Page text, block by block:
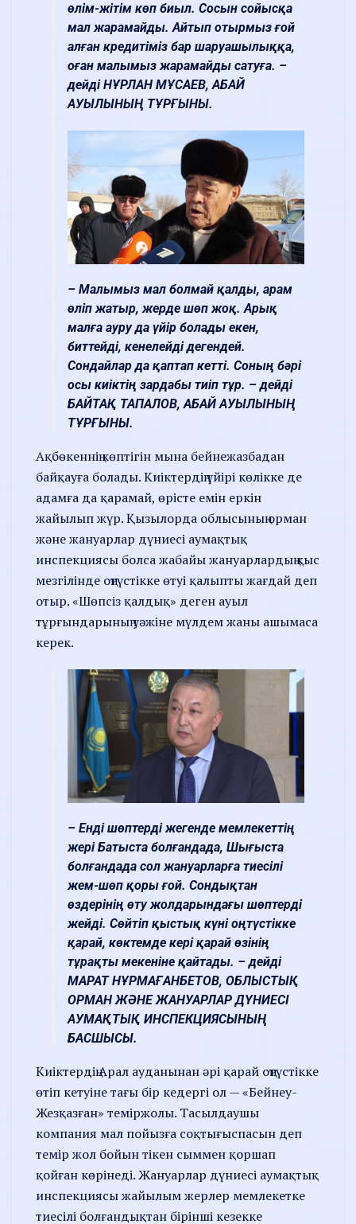
өлім-жітім көп биыл. Сосын сойысқа
мал жарамайды. Айтып отырмыз ғой
алған кредитіміз бар шаруашылыққа,
оған малымыз жарамайды сатуға. –
дейді НҰРЛАН МҰСАЕВ, АБАЙ
АУЫЛЫНЫҢ ТҰРҒЫНЫ.
– Малымыз мал болмай қалды, арам
өліп жатыр, жерде шөп жоқ. Арық
малға ауру да үйір болады екен,
биттейді, кенелейді дегендей.
Сондайлар да қаптап кетті. Соның бәрі
осы киіктің зардабы тиіп тұр. – дейді
БАЙТАҚ ТАПАЛОВ, АБАЙ АУЫЛЫНЫҢ
ТҰРҒЫНЫ.
Ақбөкеннің көптігін мына бейнежазбадан
байқауға болады. Киіктердің үйірі көлікке де
адамға да қарамай, өрісте емін еркін
жайылып жүр. Қызылорда облысының орман
және жануарлар дүниесі аумақтық
инспекциясы болса жабайы жануарлардың қыс
мезгілінде оңтүстікке өтуі қалыпты жағдай деп
отыр. «Шөпсіз қалдық» деген ауыл
тұрғындарының уәжіне мүлдем жаны ашымаса
керек.
– Енді шөптерді жегенде мемлекеттің
жері Батыста болғандада, Шығыста
болғандада сол жануарларға тиесілі
жем-шөп қоры ғой. Сондықтан
өздерінің өту жолдарындағы шөптерді
жейді. Сөйтіп қыстық күні оңтүстікке
қарай, көктемде кері қарай өзінің
тұрақты мекеніне қайтады. – дейді
МАРАТ НҰРМАҒАНБЕТОВ, ОБЛЫСТЫҚ
ОРМАН ЖӘНЕ ЖАНУАРЛАР ДҮНИЕСІ
АУМАҚТЫҚ ИНСПЕКЦИЯСЫНЫҢ
БАСШЫСЫ.
Киіктердің Арал ауданынан әрі қарай оңтүстікке
өтіп кетуіне тағы бір кедергі ол — «Бейнеу-
Жезқазған» теміржолы. Тасылдаушы
компания мал пойызға соқтығыспасын деп
темір жол бойын тікен сыммен қоршап
қойған көрінеді. Жануарлар дүниесі аумақтық
инспекциясы жайылым жерлер мемлекетке
тиесілі болғандықтан бірінші кезекке